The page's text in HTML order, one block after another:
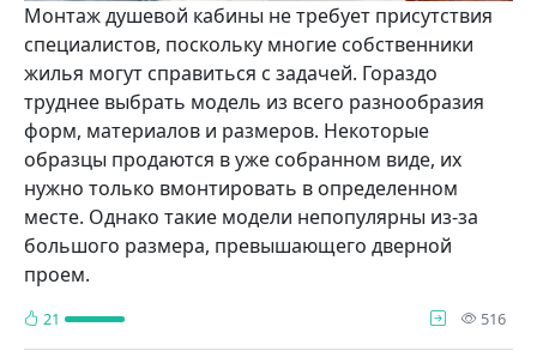
Монтаж душевой кабины не требует присутствия
специалистов, поскольку многие собственники
жилья могут справиться с задачей. Гораздо
труднее выбрать модель из всего разнообразия
форм, материалов и размеров. Некоторые
образцы продаются в уже собранном виде, их
нужно только вмонтировать в определенном
месте. Однако такие модели непопулярны из-за
большого размера, превышающего дверной
проем.
21 516